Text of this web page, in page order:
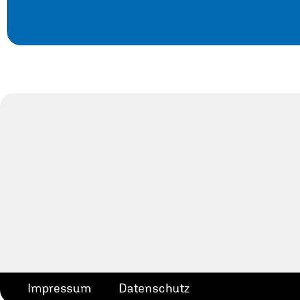
Impressum Datenschutz